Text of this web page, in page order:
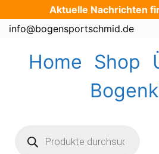
Inhalt
springen
Aktuelle Nachrichten
info@bogensportschmid.de
Home Shop
search